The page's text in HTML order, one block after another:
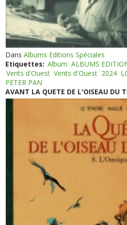
DansAlbums Editions Spéciales
Etiquettes: Album ALBUMS
Vents d'Ouest Vents d'Ouest 2024
PETER PAN
AVANT LA QUETE DE L'OISEAU DU